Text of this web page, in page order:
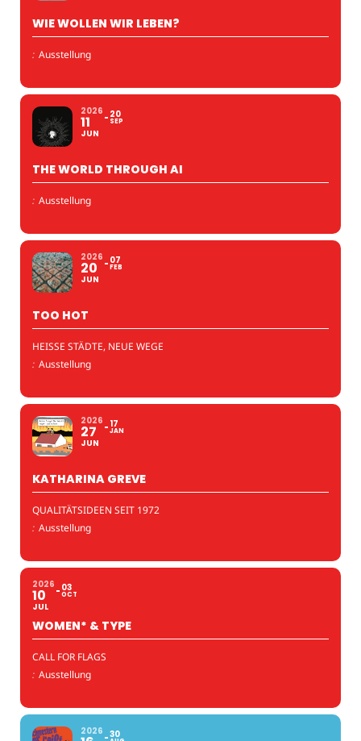
WIE WOLLEN WIR LEBEN?
: Ausstellung
2026
11
JUN
20
SEP
THE WORLD THROUGH AI
: Ausstellung
2026
20
JUN
07
FEB
TOO HOT
HEISSE STÄDTE, NEUE WEGE
: Ausstellung
2026
27
JUN
17
JAN
KATHARINA GREVE
QUALITÄTSIDEEN SEIT 1972
: Ausstellung
2026
10
JUL
03
OCT
WOMEN* & TYPE
CALL FOR FLAGS
: Ausstellung
2026 30